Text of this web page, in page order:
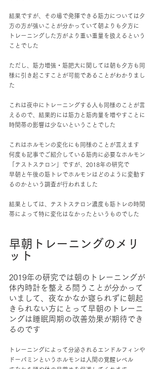
結果ですが、その場で発揮できる筋力については夕
方の方が強いことが分かっていて朝よりも夕方に
トレーニングした方がより重い重量を扱えるという
ことでした
ただし、筋力増強・筋肥大に関しては朝も夕方も同
様に引き起こすことが可能であることがわかりまし
た
これは夜中にトレーニングする人も同様のことが言
えるので、結果的には筋力と筋肉量を増やすことに
時間帯の影響は少ないということでした
これはホルモンの変化にも同様のことが言えます
何度も記事でご紹介している筋肉に必要なホルモン
「テストステロン」ですが、2018年の研究で
早朝と午後の筋トレでホルモンはどのように変動す
るのかという調査が行われました
結果としては、テストステロン濃度も筋トレの時間
帯によって特に変化はなかったというものでした
早朝トレーニングのメリ
ット
2019年の研究では朝のトレーニングが
体内時計を整える問うことが分かって
いまして、夜なかなか寝られずに朝起
きられない方にとって早朝のトレーニ
ングは睡眠周期の改善効果が期待でき
るのです
トレーニングによって分泌されるエンドルフィンや
ドーパミンというホルモンは人間の覚醒レベル